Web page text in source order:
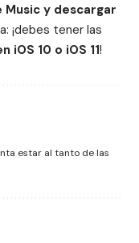
y descargar
¡debes tener las
iOS 10 o iOS 11!
estar al tanto de las